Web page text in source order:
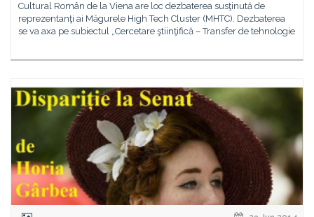
Cultural Român de la Viena are loc dezbaterea susţinută de
reprezentanţi ai Măgurele High Tech Cluster (MHTC). Dezbaterea
se va axa pe subiectul „Cercetare ştiinţifică – Transfer de tehnologie